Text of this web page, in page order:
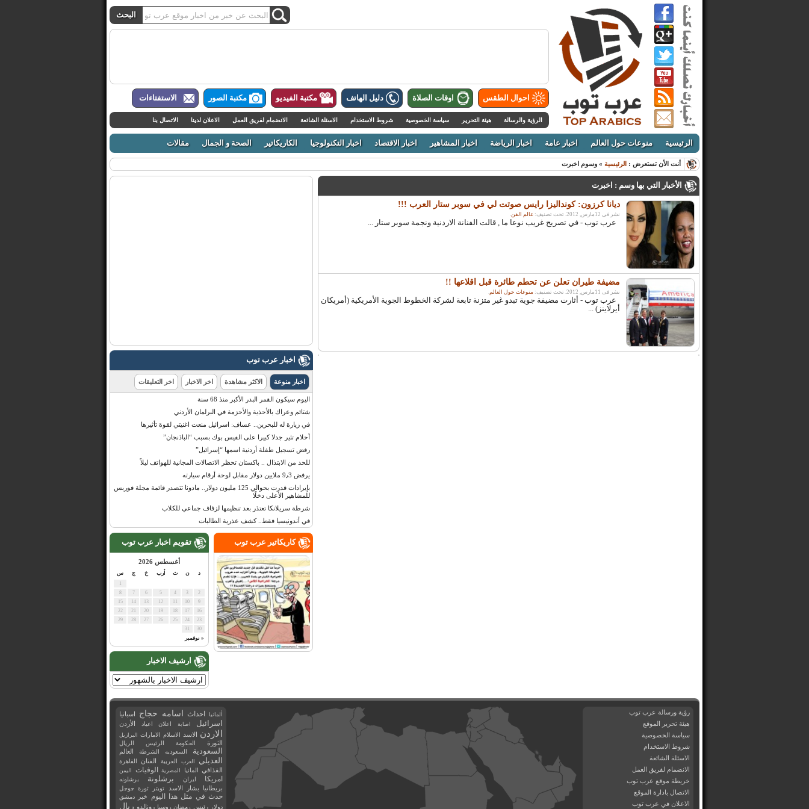
احوال الطقس اوقات الصلاة دليل الهاتف مكتبة الفيديو مكتبة الصور الاستفتاءات
الرؤية والرسالة هيئة التحرير سياسة الخصوصية شروط الاستخدام الاسئلة الشائعة الانضمام لفريق العمل الاعلان لدينا الاتصال بنا
الرئيسية منوعات حول العالم اخبار عامة اخبار الرياضة اخبار المشاهير اخبار الاقتصاد اخبار التكنولوجيا الكاريكاتير الصحة و الجمال مقالات
أنت الأن تستعرض : الرئيسية » وسوم اخبرت
الأخبار التي بها وسم : اخبرت
ديانا كرزون: كونداليزا رايس صوتت لي في سوبر ستار العرب !!!
نشر فى 12مارس, 2012. تحت تصنيف: عالم الفن.
عرب توب - في تصريح غريب نوعا ما , قالت الفنانة الاردنية ونجمة سوبر ستار ...
مضيفة طيران تعلن عن تحطم طائرة قبل اقلاعها !!
نشر فى 11مارس, 2012. تحت تصنيف: منوعات حول العالم.
عرب توب - أثارت مضيفة جوية تبدو غير متزنة تابعة لشركة الخطوط الجوية الأمريكية (أمريكان
أيرلاينز) ...
اخبار عرب توب
اخبار منوعة الاكثر مشاهدة اخر الاخبار اخر التعليقات
اليوم سيكون القمر البدر الأكبر منذ 68 سنة
شتائم وعراك بالأحذية والأحزمة في البرلمان الأردني
في زيارة له للبحرين.. عساف: اسرائيل منعت اغنيتي لقوة تأثيرها
أحلام تثير جدلا كبيرا على الفيس بوك بسبب “الباذنجان”
رفض تسجيل طفلة أردنية اسمها “إسرائيل”
للحد من الابتذال .. باكستان تحظر الاتصالات المجانية للهواتف ليلاً
يرفض 9٫3 ملايين دولار مقابل لوحة أرقام سيارته
بإيرادات قدرت بحوالي 125 مليون دولار.. مادونا تتصدر قائمة مجلة فوربس
للمشاهير الأعلى دخلًا
شرطة سريلانكا تعتذر بعد تنظيمها لزفاف جماعي للكلاب
في أندونيسيا فقط.. كشف عذرية الطالبات
تقويم اخبار عرب توب
أغسطس 2026
د ن ث أرب خ ج س
« نوفمبر
2
3
4
5
6
7
8
9
10
12
13
14
15
16
17
18
19
20
21
22
23
24
25
26
27
28
29
30
31
ارشيف الاخبار
كاريكاتير عرب توب
رؤية ورسالة عرب توب
هيئة تحرير الموقع
سياسة الخصوصية
شروط الاستخدام
الاسئلة الشائعة
الانضمام لفريق العمل
خريطة موقع عرب توب
الاتصال بادارة الموقع
الاعلان في عرب توب
ألمانيا احداث اسامه حجاج اسبانيا
اسرائيل اصابة اعلان اعياد الأردن
الاردن الاسد الاسلام الامارات البرازيل
الثورة الحكومة الرئيس الريال
السعودية السعوديه الشرطة العالم
العديلي العرب العربية الفنان القاهرة
القذافي المانيا المصرية الوفيات اليمن
امريكا ايران برشلونة برشلونه
بريطانيا بشار الاسد تويتر ثورة جوجل
حدث في مثل هذا اليوم خبر
دمشق
دولار
رئيس رمضان روسيا رونالدو ريال